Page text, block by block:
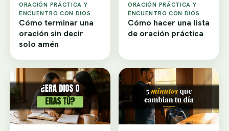
ORACIÓN PRÁCTICA Y
ENCUENTRO CON DIOS
Cómo terminar una
oración sin decir
solo amén
ORACIÓN PRÁCTICA Y
ENCUENTRO CON DIOS
Cómo hacer una lista
de oración práctica